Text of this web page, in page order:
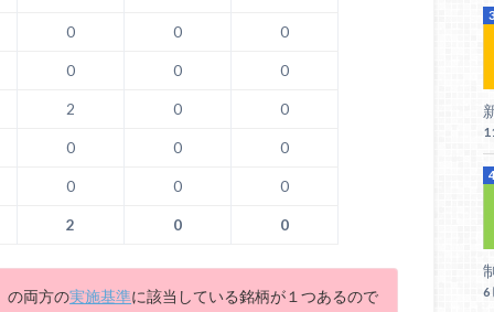
0 0 0
0 0 0
2 0 0
0 0 0
0 0 0
2 0 0
の両方の実施基準に該当している銘柄が１つあるので 6